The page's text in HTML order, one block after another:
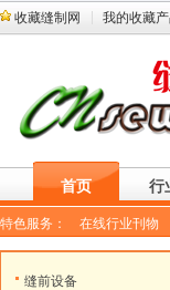
收藏缝制网 我的收藏
首页 行
特色服务： 在线行业刊物
缝前设备